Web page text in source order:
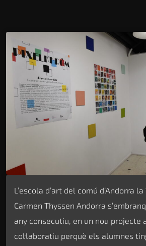
L’escola d’art del comú d’Andorra
Carmen Thyssen Andorra
any consecutiu, en un nou projecte
col·laboratiu perquè els alumnes